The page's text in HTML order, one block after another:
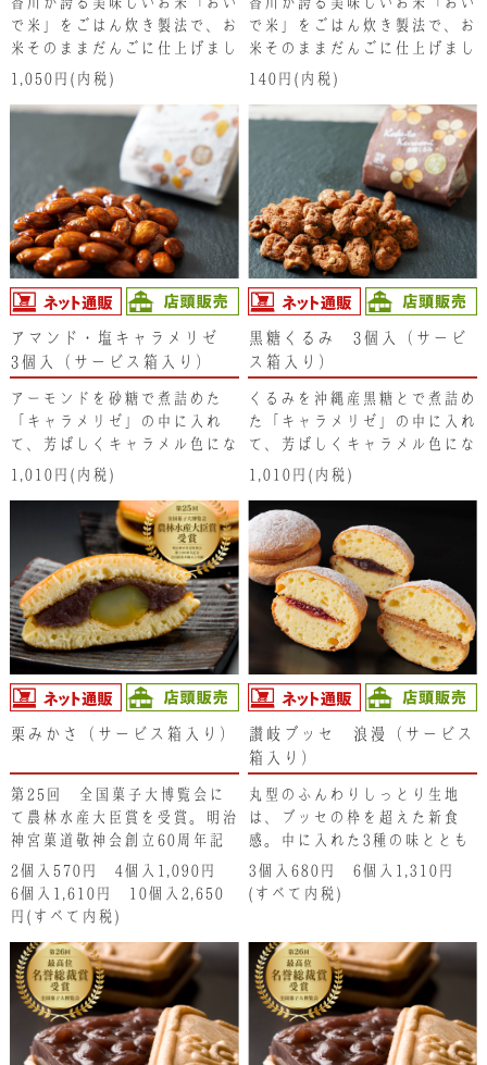
不可となります。ご了承くだ
さい。
で米」をごはん炊き製法で、お
米そのままだんごに仕上げまし
た。からませた 甘辛い焼き明
1,050円(内税)
で米」をごはん炊き製法で、お
米そのままだんごに仕上げまし
た。 からめた特製みたらしが
140円(内税)
アマンド・塩キャラメリゼ
3個入（サービス箱入り）
アーモンドを砂糖で煮詰めた
「キャラメリゼ」の中に入れ
て、芳ばしくキャラメル色にな
るまでローストしています。表
たまろやかな味わいと、カリっ
とした食感はクセになる美味し
さです。
1,010円(内税)
黒糖くるみ 3個入（サービ
ス箱入り）
くるみを沖縄産黒糖とで煮詰め
た「キャラメリゼ」の中に入れ
て、芳ばしくキャラメル色にな
るまでローストしています。そ
る美味しさです。香川の希少糖
入り。
1,010円(内税)
栗みかさ（サービス箱入り）
第25回 全国菓子大博覧会に
て農林水産大臣賞を受賞。明治
神宮菓道敬神会創立60周年記
念全国銘菓奉納式にてご奉納。
たっぷりの小豆と栗がまるごと
一粒入っています。
2個入570円 4個入1,090円
6個入1,610円 10個入2,650
円(すべて内税)
讃岐ブッセ 浪漫（サービス
箱入り）
丸型のふんわりしっとり生地
は、ブッセの枠を超えた新食
感。中に入れた3種の味ととも
に、得も言われぬ味わいが口い
っぱいに広がります。
3個入680円 6個入1,310円
(すべて内税)